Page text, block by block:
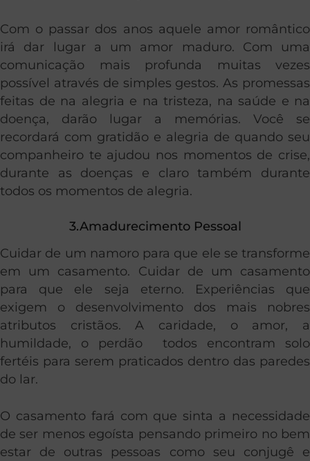
Com o passar dos anos aquele amor romântico
irá dar lugar a um amor maduro. Com uma
comunicação mais profunda muitas vezes
possível através de simples gestos. As promessas
feitas de na alegria e na tristeza, na saúde e na
doença, darão lugar a memórias. Você se
recordará com gratidão e alegria de quando seu
companheiro te ajudou nos momentos de crise,
durante as doenças e claro também durante
todos os momentos de alegria.
3.Amadurecimento Pessoal
Cuidar de um namoro para que ele se transforme
em um casamento. Cuidar de um casamento
para que ele seja eterno. Experiências que
exigem o desenvolvimento dos mais nobres
atributos cristãos. A caridade, o amor, a
humildade, o perdão todos encontram solo
fertéis para serem praticados dentro das paredes
do lar.
O casamento fará com que sinta a necessidade
de ser menos egoísta pensando primeiro no bem
estar de outras pessoas como seu conjugê e